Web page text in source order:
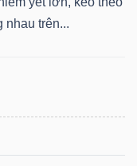
nhau trên...